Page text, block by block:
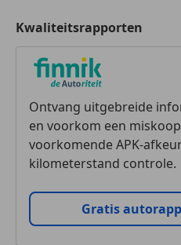
Kwaliteitsrapporten
Ontvang uitgebreide
en voorkom een
voorkomende APK-
kilometerstand controle.
Gratis